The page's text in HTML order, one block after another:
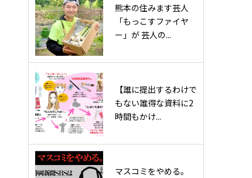
熊本の住みます芸人
「もっこすファイヤ
ー」が 芸人の...
【誰に提出するわけで
もない誰得な資料に2
時間もかけ...
マスコミをやめる。